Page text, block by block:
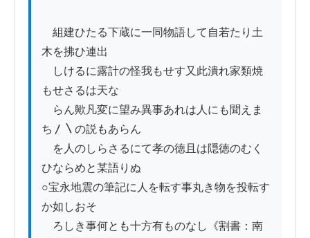
組建ひたる下蔵に一同物語して自若たり土
木を拂ひ連出
しけるに露計の怪我もせす又此潰れ家類焼
もせさるは天な
らん歟凡変に望み異事あれは人にも聞えま
ち〳〵の説もあらん
を人のしらさるにて孝の徳且は隠徳のむく
ひならめと某語りぬ
○宝永地震の筆記に人を転す事丸き物を投転す
か如しおそ
ろしき事何とも十方有ものなし《割書：南